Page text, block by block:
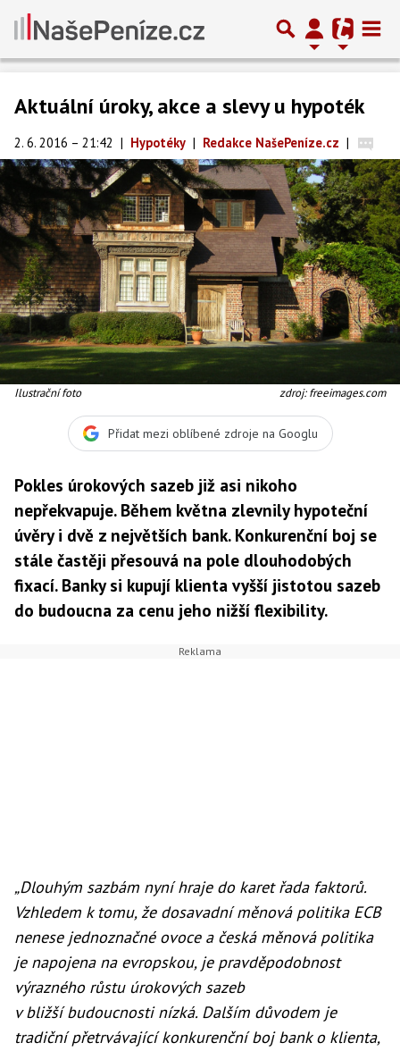
Aktuální úroky, akce a slevy u hypoték
2. 6. 2016 – 21:42 | Hypotéky | Redakce NašePeníze.cz |
Ilustrační foto zdroj: freeimages.com
Přidat mezi oblíbené zdroje na Googlu
Pokles úrokových sazeb již asi nikoho
nepřekvapuje. Během května zlevnily hypoteční
úvěry i dvě z největších bank. Konkurenční boj se
stále častěji přesouvá na pole dlouhodobých
fixací. Banky si kupují klienta vyšší jistotou sazeb
do budoucna za cenu jeho nižší flexibility.
„Dlouhým sazbám nyní hraje do karet řada faktorů.
Vzhledem k tomu, že dosavadní měnová politika ECB
nenese jednoznačné ovoce a česká měnová politika
je napojena na evropskou, je pravděpodobnost
výrazného růstu úrokových sazeb
v bližší budoucnosti nízká. Dalším důvodem je
tradiční přetrvávající konkurenční boj bank o klienta,